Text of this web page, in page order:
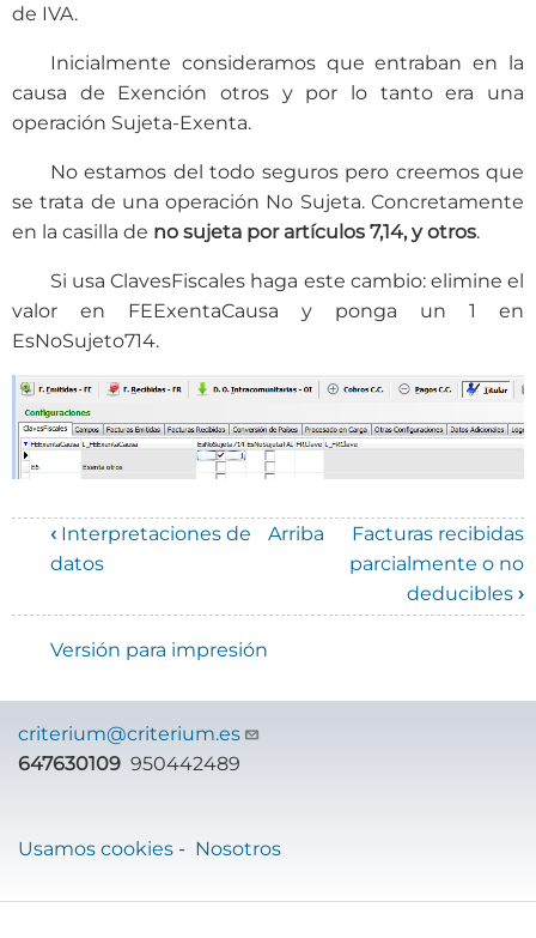
de IVA.
Inicialmente consideramos que entraban en la
causa de Exención otros y por lo tanto era una
operación Sujeta-Exenta.
No estamos del todo seguros pero creemos que
se trata de una operación No Sujeta. Concretamente
en la casilla de no sujeta por artículos 7,14, y otros.
Si usa ClavesFiscales haga este cambio: elimine el
valor en FEExentaCausa y ponga un 1 en
EsNoSujeto714.
Enlaces
para
Manual
GeneraSII
‹ Interpretaciones de
datos
Arriba
Facturas recibidas
parcialmente o no
deducibles ›
Versión para impresión
criterium@criterium.es
647630109 950442489
Usamos cookies - Nosotros